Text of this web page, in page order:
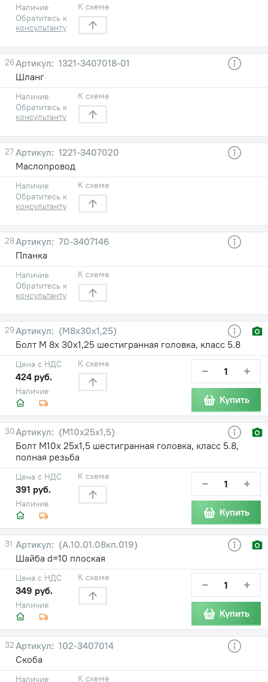
Наличие
Обратитесь к
консультанту
К схеме
26
1321-3407018-01
Шланг
Наличие
Обратитесь к
консультанту
К схеме
27
1221-3407020
Маслопровод
Наличие
Обратитесь к
консультанту
К схеме
28
70-3407146
Планка
Наличие
Обратитесь к
консультанту
К схеме
29
(М8х30х1,25)
Болт М 8х 30х1,25 шестигранная головка, класс 5.8
Наличие
Цена с НДС
424 руб.
К схеме − +
Купить
30
(М10х25х1,5)
Болт М10х 25х1,5 шестигранная головка, класс 5.8,
полная резьба
Наличие
Цена с НДС
391 руб.
К схеме − +
Купить
31
(А.10.01.08кп.019)
Шайба d=10 плоская
Наличие
Цена с НДС
349 руб.
К схеме − +
Купить
32
102-3407014
Скоба
Наличие К схеме